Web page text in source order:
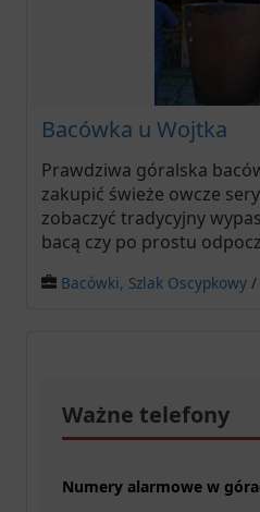
Bacówka u Wojtka
Prawdziwa góralska
zakupić świeże owcze
zobaczyć tradycyjny
bacą czy po prostu
Bacówki, Szlak Oscypkowy /
Ważne telefony
Numery alarmowe w